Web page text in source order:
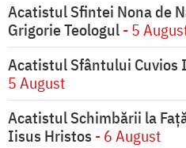
Acatistul Sfintei Nona de
Grigorie Teologul- 5
Acatistul Sfântului Cuvios
5 August
Acatistul Schimbării la
Iisus Hristos - 6 August